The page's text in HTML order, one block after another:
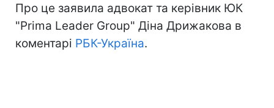
Про це заявила адвокат та керівник ЮК
"Prima Leader Group" Діна Дрижакова в
коментарі РБК-Україна.